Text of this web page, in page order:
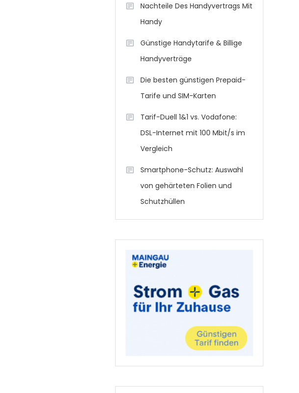
Nachteile Des Handyvertrags Mit
Handy
Günstige Handytarife & Billige
Handyverträge
Die besten günstigen Prepaid-
Tarife und SIM-Karten
Tarif-Duell 1&1 vs. Vodafone:
DSL-Internet mit 100 Mbit/s im
Vergleich
Smartphone-Schutz: Auswahl
von gehärteten Folien und
Schutzhüllen